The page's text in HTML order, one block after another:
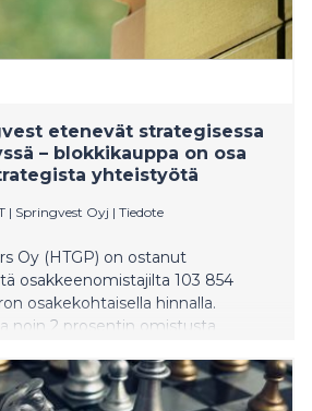
etenevät strategisessa
– blokkikauppa on osa
yhteistyötä
| Springvest Oyj | Tiedote
Oy (HTGP) on ostanut
osakkeenomistajilta 103 854
osakekohtaisella hinnalla.
noin 2 prosentin omistusta